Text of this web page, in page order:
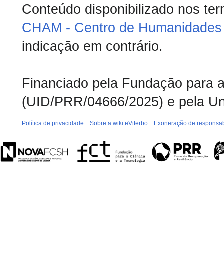
Conteúdo disponibilizado nos
CHAM - Centro de
indicação em contrário.
Financiado pela Fundação para
(UID/PRR/04666/2025) e pela
Política de privacidade Sobre a wiki eViterbo Exoneração de